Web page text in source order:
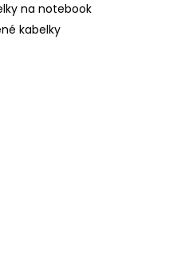
na notebook
kabelky